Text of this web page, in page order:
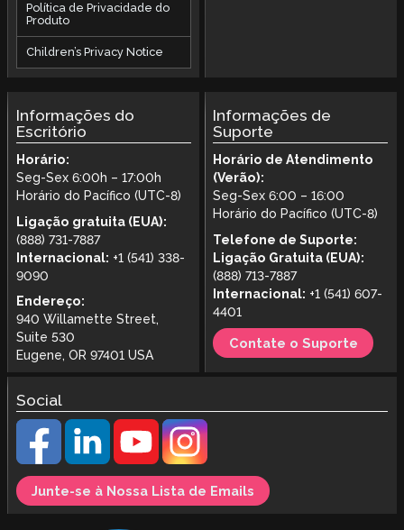
Política de Privacidade do
Produto
Children’s Privacy Notice
Informações do
Escritório
Horário:
Seg-Sex 6:00h – 17:00h
Horário do Pacífico (UTC-8)
Ligação gratuita (EUA):
(888) 731-7887
Internacional: +1 (541) 338-
9090
Endereço:
940 Willamette Street,
Suite 530
Eugene, OR 97401 USA
Informações de
Suporte
Horário de Atendimento
(Verão):
Seg-Sex 6:00 – 16:00
Horário do Pacífico (UTC-8)
Telefone de Suporte:
Ligação Gratuita (EUA):
(888) 713-7887
Internacional: +1 (541) 607-
4401
Contate o Suporte
Social
Junte-se à Nossa Lista de Emails